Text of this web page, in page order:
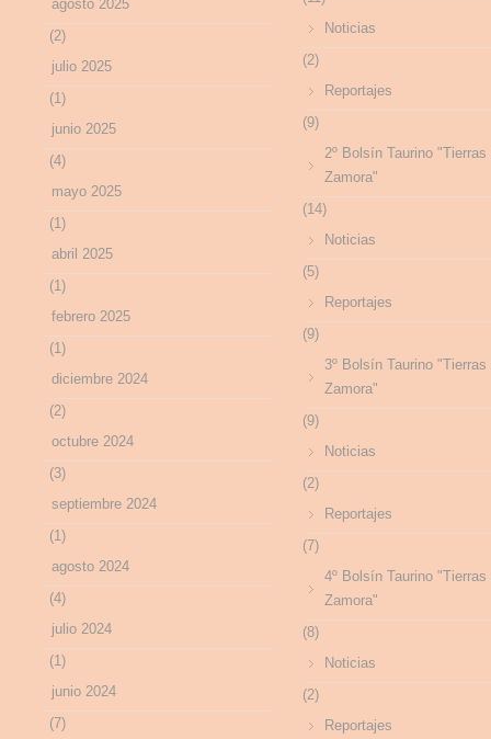
agosto 2025
(2)
julio 2025
(1)
junio 2025
(4)
mayo 2025
(1)
abril 2025
(1)
febrero 2025
(1)
diciembre 2024
(2)
octubre 2024
(3)
septiembre 2024
(1)
agosto 2024
(4)
julio 2024
(1)
junio 2024
(7)
Noticias
(2)
Reportajes
(9)
2º Bolsín Taurino "Tierras
Zamora"
(14)
Noticias
(5)
Reportajes
(9)
3º Bolsín Taurino "Tierras
Zamora"
(9)
Noticias
(2)
Reportajes
(7)
4º Bolsín Taurino "Tierras
Zamora"
(8)
Noticias
(2)
Reportajes